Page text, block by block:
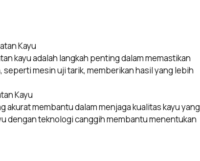
Kayu
kayu adalah langkah penting dalam memastikan
seperti mesin uji tarik, memberikan hasil yang lebih
Kayu
akurat membantu dalam menjaga kualitas kayu yang
dengan teknologi canggih membantu menentukan